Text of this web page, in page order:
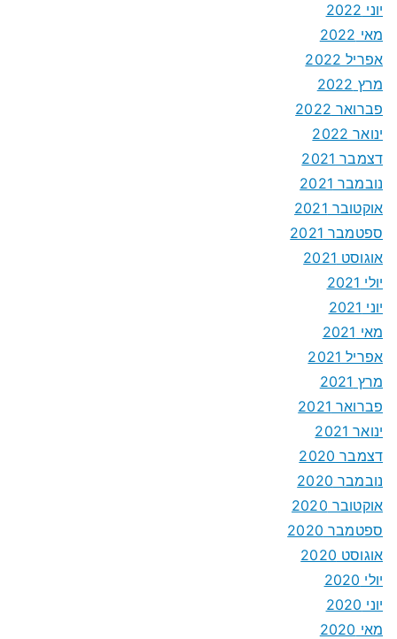
יוני 2022
מאי 2022
אפריל 2022
מרץ 2022
פברואר 2022
ינואר 2022
דצמבר 2021
נובמבר 2021
אוקטובר 2021
ספטמבר 2021
אוגוסט 2021
יולי 2021
יוני 2021
מאי 2021
אפריל 2021
מרץ 2021
פברואר 2021
ינואר 2021
דצמבר 2020
נובמבר 2020
אוקטובר 2020
ספטמבר 2020
אוגוסט 2020
יולי 2020
יוני 2020
מאי 2020